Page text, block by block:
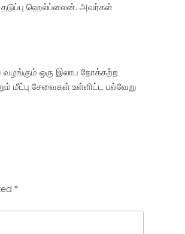
தடுப்பு ஹெல்ப்லைன். அவர்கள்
ஒரு இலாப நோக்கற்ற
மீட்பு சேவைகள் உள்ளிட்ட பல்வேறு
*